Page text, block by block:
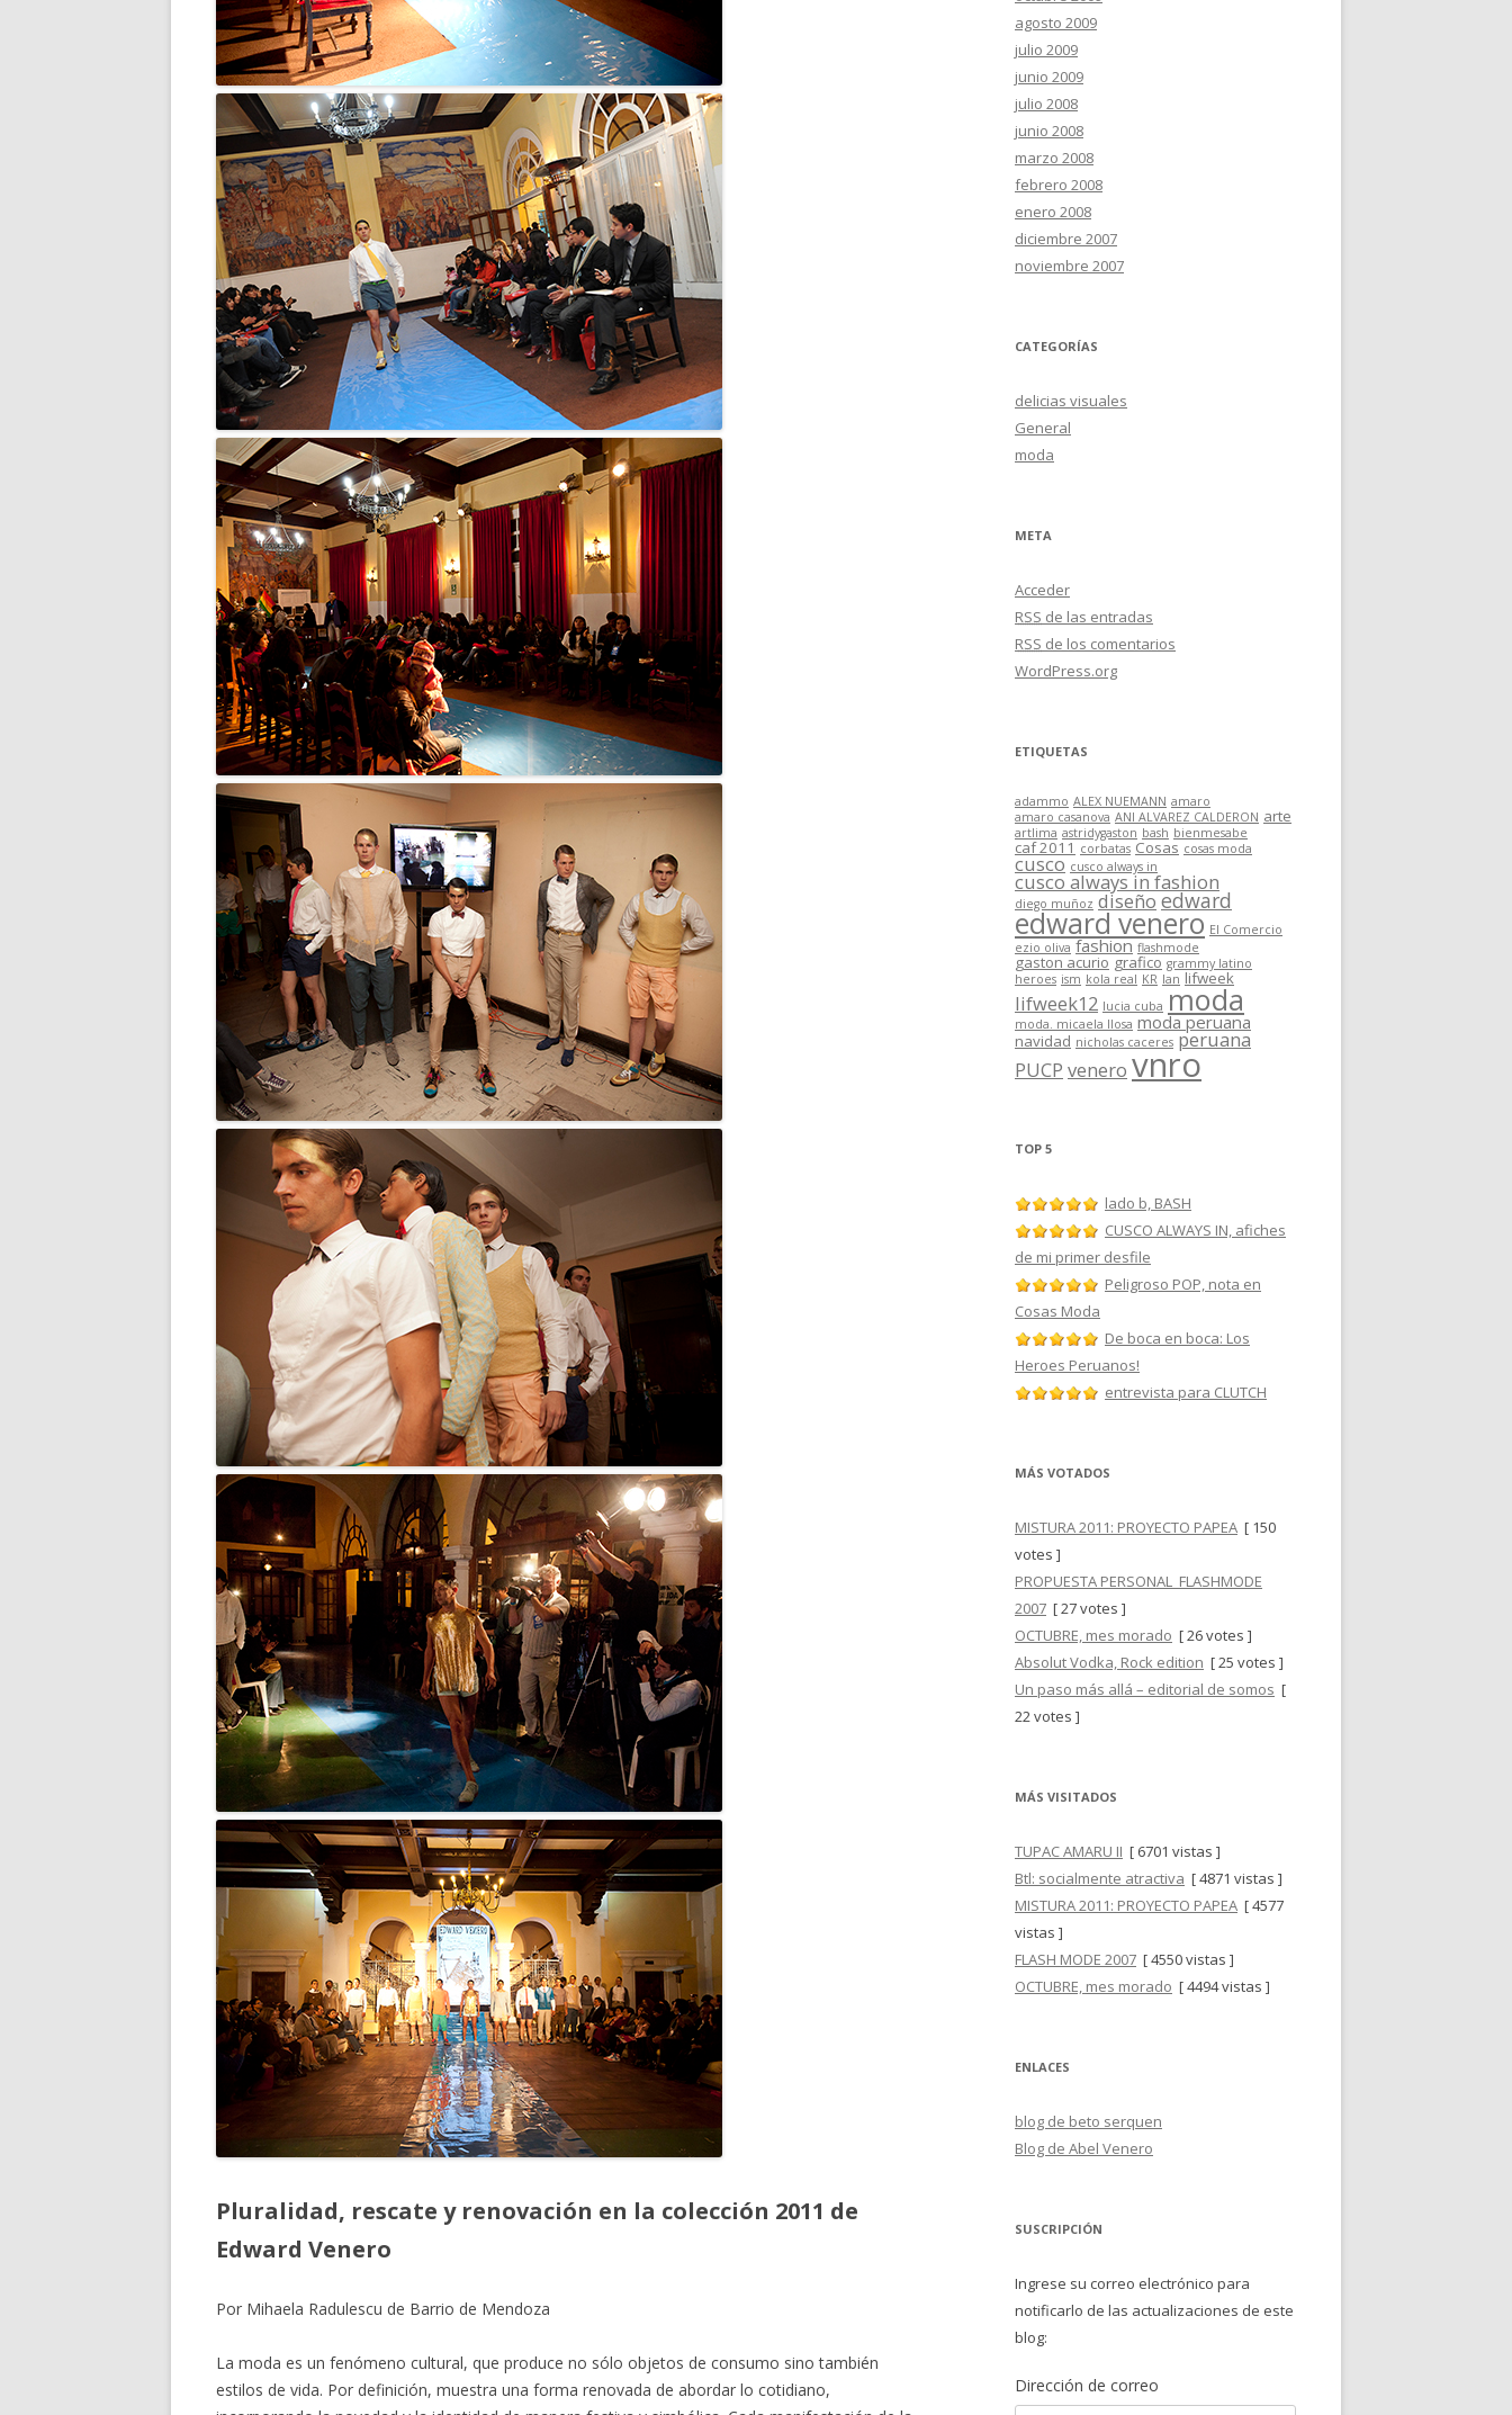
Pluralidad, rescate y renovación en la colección 2011 de
Edward Venero
Por Mihaela Radulescu de Barrio de Mendoza
La moda es un fenómeno cultural, que produce no sólo objetos de consumo sino también
estilos de vida. Por definición, muestra una forma renovada de abordar lo cotidiano,
agosto 2009
julio 2009
junio 2009
julio 2008
junio 2008
marzo 2008
febrero 2008
enero 2008
diciembre 2007
noviembre 2007
CATEGORÍAS
delicias visuales
General
moda
META
Acceder
RSS de las entradas
RSS de los comentarios
WordPress.org
ETIQUETAS
adammo ALEX NUEMANN amaro
amaro casanova ANI ALVAREZ CALDERON arte
artlima astridygaston bash bienmesabe
caf 2011 corbatas Cosas cosas moda
cusco cusco always in
cusco always in fashion
diego muñoz diseño edward
edward venero El Comercio
ezio oliva fashion flashmode
gaston acurio grafico grammy latino
heroes ism kola real KR lan lifweek
lifweek12 lucia cuba moda
moda. micaela llosa moda peruana
navidad nicholas caceres peruana
PUCP venero vnro
TOP 5
lado b, BASH
CUSCO ALWAYS IN, afiches
de mi primer desfile
Peligroso POP, nota en
Cosas Moda
De boca en boca: Los
Heroes Peruanos!
entrevista para CLUTCH
MÁS VOTADOS
MISTURA 2011: PROYECTO PAPEA [ 150
votes ]
PROPUESTA PERSONAL_FLASHMODE
2007 [ 27 votes ]
OCTUBRE, mes morado [ 26 votes ]
Absolut Vodka, Rock edition [ 25 votes ]
Un paso más allá – editorial de somos [
22 votes ]
MÁS VISITADOS
TUPAC AMARU II [ 6701 vistas ]
Btl: socialmente atractiva [ 4871 vistas ]
MISTURA 2011: PROYECTO PAPEA [ 4577
vistas ]
FLASH MODE 2007 [ 4550 vistas ]
OCTUBRE, mes morado [ 4494 vistas ]
ENLACES
blog de beto serquen
Blog de Abel Venero
SUSCRIPCIÓN
Ingrese su correo electrónico para
notificarlo de las actualizaciones de este
blog:
Dirección de correo